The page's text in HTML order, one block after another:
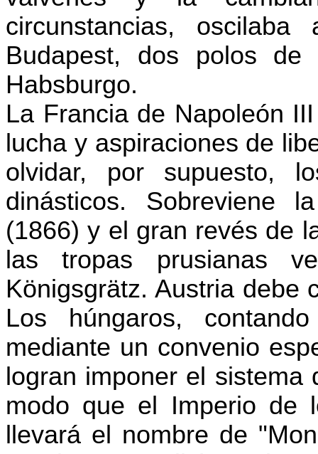
circunstancias,
Budapest, dos polos
Habsburgo.
La Francia de Napoleón
lucha y aspiraciones de
olvidar, por supuesto,
dinásticos. Sobreviene
(1866) y el gran revés de
las tropas prusianas
Königsgrätz. Austria debe
Los húngaros,
mediante un convenio
logran imponer el
modo que el Imperio de
llevará el nombre de